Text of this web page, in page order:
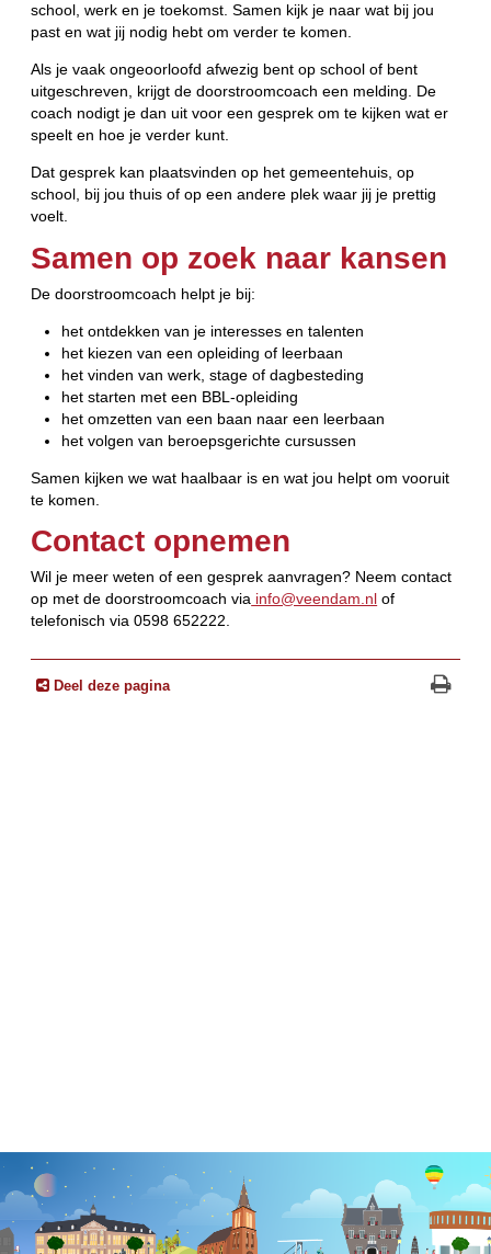
school, werk en je toekomst. Samen kijk je naar wat bij jou
past en wat jij nodig hebt om verder te komen.
Als je vaak ongeoorloofd afwezig bent op school of bent
uitgeschreven, krijgt de doorstroomcoach een melding. De
coach nodigt je dan uit voor een gesprek om te kijken wat er
speelt en hoe je verder kunt.
Dat gesprek kan plaatsvinden op het gemeentehuis, op
school, bij jou thuis of op een andere plek waar jij je prettig
voelt.
Samen op zoek naar kansen
De doorstroomcoach helpt je bij:
het ontdekken van je interesses en talenten
het kiezen van een opleiding of leerbaan
het vinden van werk, stage of dagbesteding
het starten met een BBL-opleiding
het omzetten van een baan naar een leerbaan
het volgen van beroepsgerichte cursussen
Samen kijken we wat haalbaar is en wat jou helpt om vooruit
te komen.
Contact opnemen
Wil je meer weten of een gesprek aanvragen? Neem contact
op met de doorstroomcoach via info@veendam.nl of
telefonisch via 0598 652222.
Deel deze pagina